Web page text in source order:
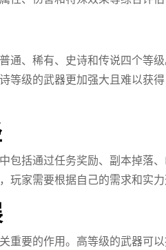
通、稀有、史诗和传说四个等
等级的武器更加强大且难以获
包括通过任务奖励、副本掉落
家需要根据自己的需求和实力
重要的作用。高等级的武器可